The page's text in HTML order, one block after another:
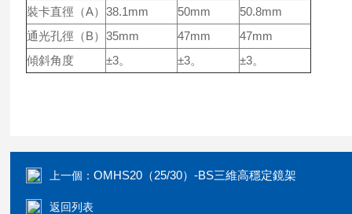
裝卡直徑（A） 38.1mm 50mm
50.8mm
通光孔徑（B） 35mm 47mm
47mm
傾斜角度
±3。 ±3。 ±3。
上一個：OMHS20（25/30）-BS三維高穩定鏡架
返回列表